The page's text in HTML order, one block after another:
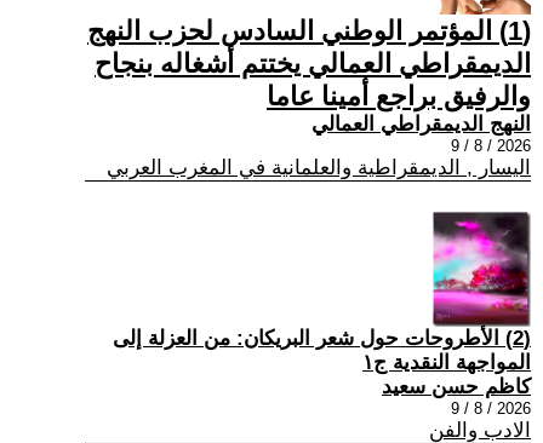
(1) المؤتمر الوطني السادس لحزب النهج
الديمقراطي العمالي يختتم أشغاله بنجاح
والرفيق براجع أمينا عاما
النهج الديمقراطي العمالي
2026 / 8 / 9
اليسار , الديمقراطية والعلمانية في المغرب العربي
(2) الأطروحات حول شعر البريكان: من العزلة إلى
المواجهة النقدية ج١
كاظم حسن سعيد
2026 / 8 / 9
الادب والفن